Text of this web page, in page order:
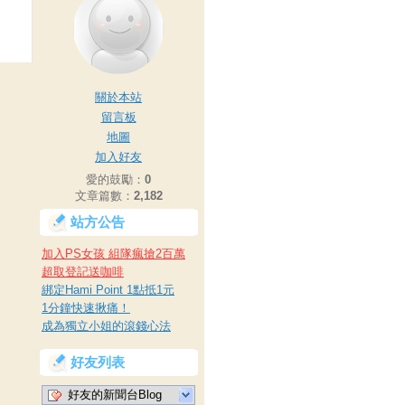
關於本站
留言板
地圖
加入好友
愛的鼓勵： 0
文章篇數： 2,182
站方公告
加入PS女孩 組隊瘋搶2百萬
超取登記送咖啡
綁定Hami Point 1點抵1元
1分鐘快速揪痛！
成為獨立小姐的滾錢心法
好友列表
好友的新聞台Blog